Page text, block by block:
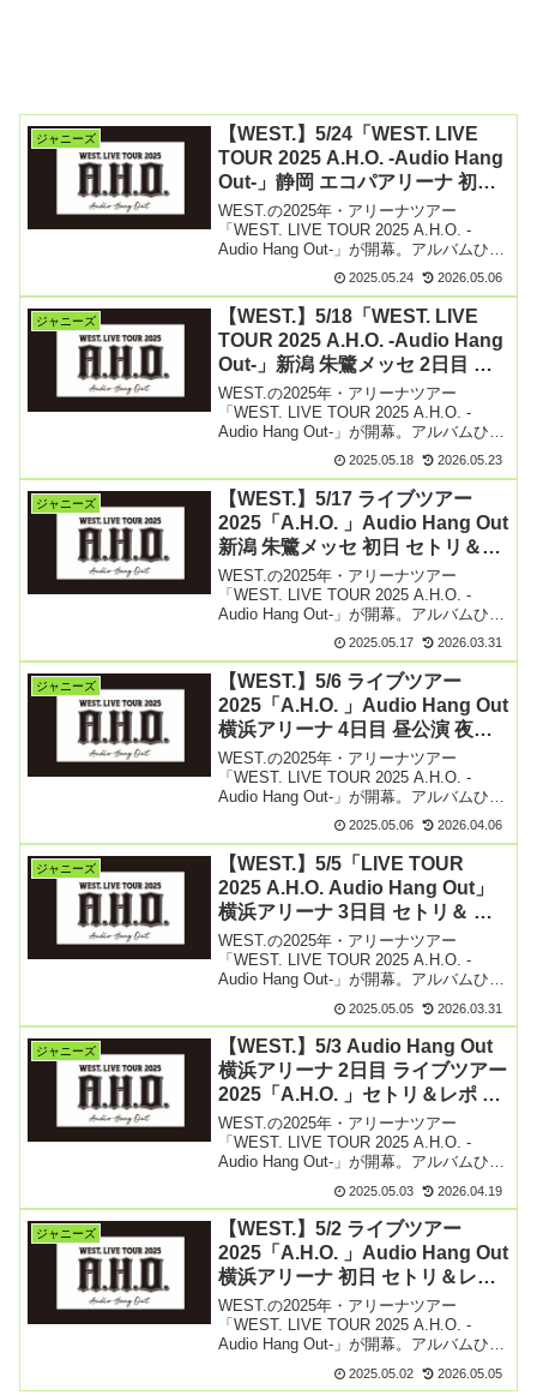
ジャニーズ
【WEST.】5/24「WEST. LIVE
TOUR 2025 A.H.O. -Audio Hang
Out-」静岡 エコパアリーナ 初日
セトリ＆レポ まとめ
WEST.の2025年・アリーナツアー
「WEST. LIVE TOUR 2025 A.H.O. -
Audio Hang Out-」が開幕。アルバムひっ
さげ3月より香川を皮切りに6月愛知県ま
で、全国9都市で28公演開催します。
5/24（土） 【続きを読む】
2025.05.24 2026.05.06
ジャニーズ
【WEST.】5/18「WEST. LIVE
TOUR 2025 A.H.O. -Audio Hang
Out-」新潟 朱鷺メッセ 2日目 昼
公演 夜公演 セトリ＆レポ まとめ
WEST.の2025年・アリーナツアー
「WEST. LIVE TOUR 2025 A.H.O. -
Audio Hang Out-」が開幕。アルバムひっ
さげ3月より香川を皮切りに6月愛知県ま
で、全国9都市で28公演開催します。
5/18（日） 【続きを読む】
2025.05.18 2026.05.23
ジャニーズ
【WEST.】5/17 ライブツアー
2025「A.H.O. 」Audio Hang Out
新潟 朱鷺メッセ 初日 セトリ＆レ
ポ まとめ
WEST.の2025年・アリーナツアー
「WEST. LIVE TOUR 2025 A.H.O. -
Audio Hang Out-」が開幕。アルバムひっ
さげ3月より香川を皮切りに6月愛知県ま
で、全国9都市で28公演開催します。
5/17（土） 【続きを読む】
2025.05.17 2026.03.31
ジャニーズ
【WEST.】5/6 ライブツアー
2025「A.H.O. 」Audio Hang Out
横浜アリーナ 4日目 昼公演 夜公
演 セトリ＆レポ まとめ
WEST.の2025年・アリーナツアー
「WEST. LIVE TOUR 2025 A.H.O. -
Audio Hang Out-」が開幕。アルバムひっ
さげ3月より香川を皮切りに6月愛知県ま
で、全国9都市で28公演開催します。
5/6（火） 横【続きを読む】
2025.05.06 2026.04.06
ジャニーズ
【WEST.】5/5「LIVE TOUR
2025 A.H.O. Audio Hang Out」
横浜アリーナ 3日目 セトリ＆ ラ
イブレポ まとめ
WEST.の2025年・アリーナツアー
「WEST. LIVE TOUR 2025 A.H.O. -
Audio Hang Out-」が開幕。アルバムひっ
さげ3月より香川を皮切りに6月愛知県ま
で、全国9都市で28公演開催します。
5/5（月） 横【続きを読む】
2025.05.05 2026.03.31
ジャニーズ
【WEST.】5/3 Audio Hang Out
横浜アリーナ 2日目 ライブツアー
2025「A.H.O. 」セトリ＆レポ ま
とめ
WEST.の2025年・アリーナツアー
「WEST. LIVE TOUR 2025 A.H.O. -
Audio Hang Out-」が開幕。アルバムひっ
さげ3月より香川を皮切りに6月愛知県ま
で、全国9都市で28公演開催します。
5/3（土） 横【続きを読む】
2025.05.03 2026.04.19
ジャニーズ
【WEST.】5/2 ライブツアー
2025「A.H.O. 」Audio Hang Out
横浜アリーナ 初日 セトリ＆レポ
まとめ
WEST.の2025年・アリーナツアー
「WEST. LIVE TOUR 2025 A.H.O. -
Audio Hang Out-」が開幕。アルバムひっ
さげ3月より香川を皮切りに6月愛知県ま
で、全国9都市で28公演開催します。
2025.05.02 2026.05.05